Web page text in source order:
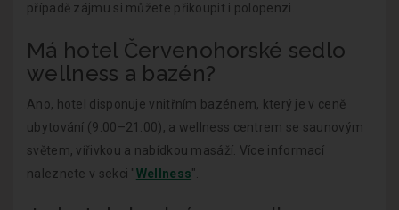
případě zájmu si můžete přikoupit i polopenzi.
Má hotel Červenohorské sedlo
wellness a bazén?
Ano, hotel disponuje vnitřním bazénem, který je v ceně
ubytování (9:00–21:00), a wellness centrem se saunovým
světem, vířivkou a nabídkou masáží. Více informací
naleznete v sekci "Wellness".